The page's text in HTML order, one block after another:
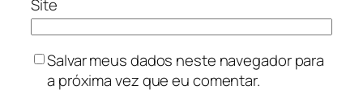
Site
Salvar meus dados neste navegador para
a próxima vez que eu comentar.